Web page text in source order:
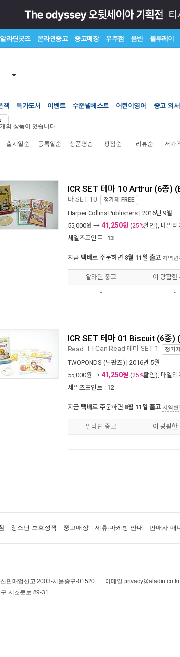
알라딘굿즈 온라인중고 중고매장 우주점 음반 블루레이
책 특가도서 이벤트
수준별베스트
어린이영어
중고 외서
개의 상품이 있습니다.
출시일순 등록일순 상품명순 평점순 리뷰순 저가
ICR SET 테마 10 Arthur (6종)
마 SET 10 정가제 FREE
Harper Collins Publishers | 2016년 9월
55,000원 → 41,250원 (25%할인), 마일리
세일즈포인트 : 13
지금 택배로 주문하면 8월 11일 출고 지역변
알라딘 중고 이 광활한
- -
ICR SET 테마 01 Biscuit (6종)
Read I Can Read 테마 SET 1 정가제
TWOPONDS (투판즈) | 2016년 5월
55,000원 → 41,250원 (25%할인), 마일리
세일즈포인트 : 12
지금 택배로 주문하면 8월 11일 출고 지역변
알라딘 중고 이 광활한
- -
청소년 보호정책 중고매장 제휴·마케팅 안내 판매자 매
판매업신고 2003-서울중구-01520
이메일 privacy@aladin.co.kr
서소문로 89-31